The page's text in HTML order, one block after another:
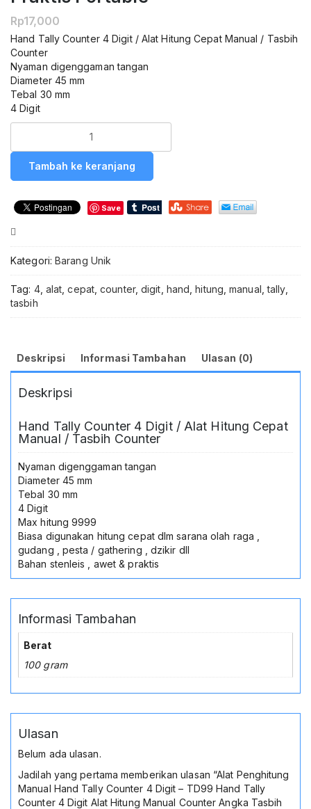
Rp17,000
Hand Tally Counter 4 Digit / Alat Hitung Cepat Manual / Tasbih
Counter
Nyaman digenggaman tangan
Diameter 45 mm
Tebal 30 mm
4 Digit
Penghitung
Manual
Hand
Tally
Counter
4
TD99
Tally
Counter
Hitung
Counter
Tasbih
Counter
Penghitung
Orang
Barang
Event
Olahraga
Hitung
Cepat
Digit
Counter
Praktis
Tambah ke keranjang
Save
Kategori: Barang Unik
Tag: 4, alat ,cepat,counter,digit hand ,hitung ,manual ,tally,
tasbih
Deskripsi Informasi Tambahan Ulasan (0)
Deskripsi
Hand Tally Counter 4 Digit / Alat Hitung Cepat
Manual / Tasbih Counter
Nyaman digenggaman tangan
Diameter 45 mm
Tebal 30 mm
4 Digit
Max hitung 9999
Biasa digunakan hitung cepat dlm sarana olah raga ,
gudang , pesta / gathering , dzikir dll
Bahan stenleis , awet & praktis
Informasi Tambahan
Berat
100 gram
Ulasan
Belum ada ulasan.
Jadilah yang pertama memberikan ulasan “Alat Penghitung
Manual Hand Tally Counter 4 Digit – TD99 Hand Tally
Counter 4 Digit Alat Hitung Manual Counter Angka Tasbih